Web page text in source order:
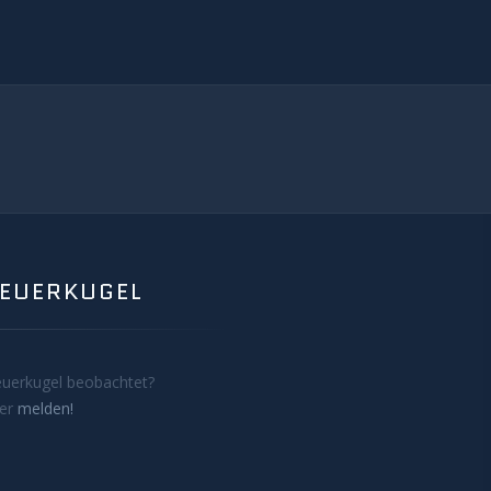
beobachtet?
melden!